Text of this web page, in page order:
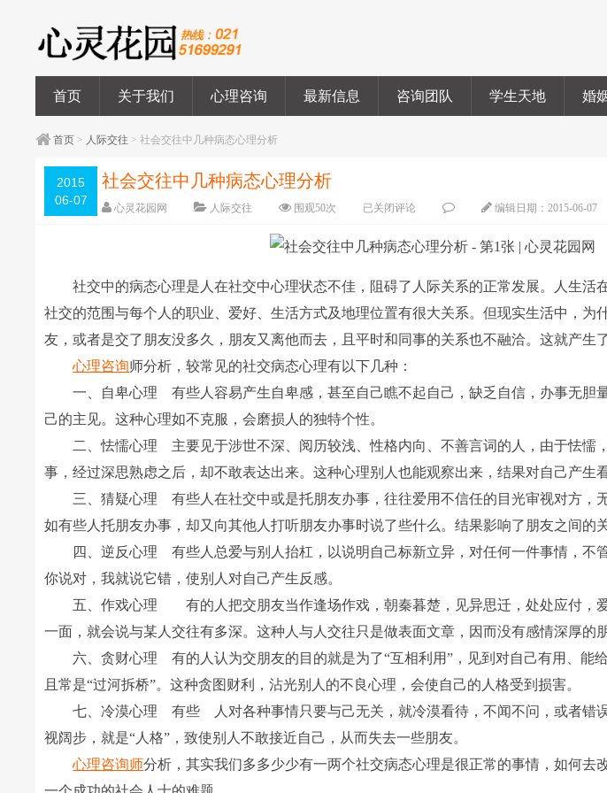
首页 关于我们 心理咨询 最新信息 咨询团队 学生天地 婚
首页 > 人际交往 > 社会交往中几种病态心理分析
2015
06-07
社会交往中几种病态心理分析
心灵花园网 人际交往 围观50次 已关闭评论 编辑日期：2015-06-07
社交中的病态心理是人在社交中心理状态不佳，阻碍了人际关系的正常发展。人生活
社交的范围与每个人的职业、爱好、生活方式及地理位置有很大关系。但现实生活中，为
友，或者是交了朋友没多久，朋友又离他而去，且平时和同事的关系也不融洽。这就产生
心理咨询师分析，较常见的社交病态心理有以下几种：
一、自卑心理 有些人容易产生自卑感，甚至自己瞧不起自己，缺乏自信，办事无胆
己的主见。这种心理如不克服，会磨损人的独特个性。
二、怯懦心理 主要见于涉世不深、阅历较浅、性格内向、不善言词的人，由于怯懦
事，经过深思熟虑之后，却不敢表达出来。这种心理别人也能观察出来，结果对自己产生
三、猜疑心理 有些人在社交中或是托朋友办事，往往爱用不信任的目光审视对方，无
如有些人托朋友办事，却又向其他人打听朋友办事时说了些什么。结果影响了朋友之间的关
四、逆反心理 有些人总爱与别人抬杠，以说明自己标新立异，对任何一件事情，不
你说对，我就说它错，使别人对自己产生反感。
五、作戏心理 有的人把交朋友当作逢场作戏，朝秦暮楚，见异思迁，处处应付，爱
一面，就会说与某人交往有多深。这种人与人交往只是做表面文章，因而没有感情深厚的朋
六、贪财心理 有的人认为交朋友的目的就是为了“互相利用”，见到对自己有用、能
且常是“过河拆桥”。这种贪图财利，沾光别人的不良心理，会使自己的人格受到损害。
七、冷漠心理 有些 人对各种事情只要与己无关，就冷漠看待，不闻不问，或者错误
视阔步，就是“人格”，致使别人不敢接近自己，从而失去一些朋友。
心理咨询师分析，其实我们多多少少有一两个社交病态心理是很正常的事情，如何去